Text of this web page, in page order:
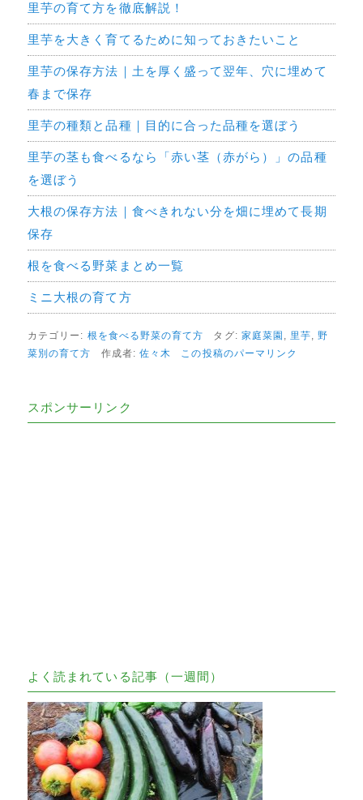
里芋の育て方を徹底解説！
里芋を大きく育てるために知っておきたいこと
里芋の保存方法｜土を厚く盛って翌年、穴に埋めて
春まで保存
里芋の種類と品種｜目的に合った品種を選ぼう
里芋の茎も食べるなら「赤い茎（赤がら）」の品種
を選ぼう
大根の保存方法｜食べきれない分を畑に埋めて長期
保存
根を食べる野菜まとめ一覧
ミニ大根の育て方
カテゴリー: 根を食べる野菜の育て方 タグ: 家庭菜園 , 里芋,野
菜別の育て方
作成者: 佐々木 この投稿のパーマリンク
スポンサーリンク
よく読まれている記事（一週間）